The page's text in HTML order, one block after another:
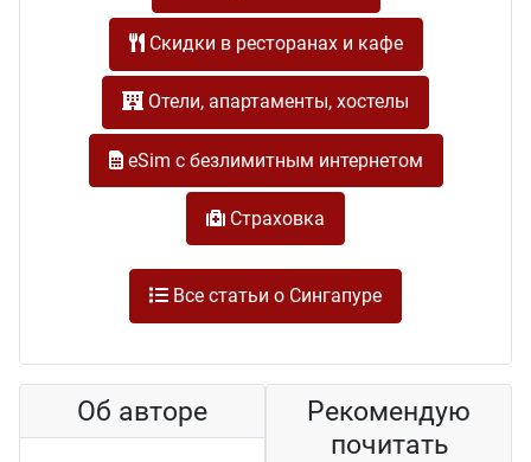
Скидки в ресторанах и кафе
Отели, апартаменты, хостелы
eSim с безлимитным интернетом
Cтраховка
Все статьи о Сингапуре
Об авторе
Рекомендую
почитать